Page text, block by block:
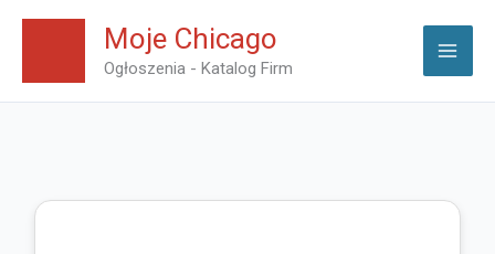
Skip
Moje Chicago
Ogłoszenia - Katalog Firm